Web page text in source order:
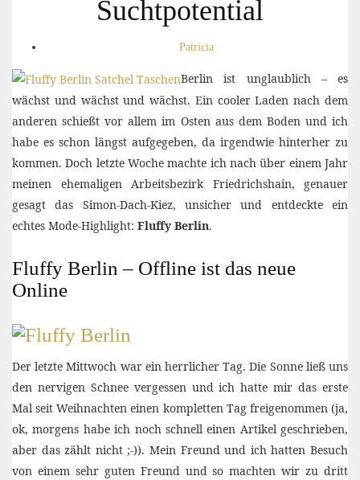
Suchtpotential
Patricia
Berlin ist unglaublich – es
wächst und wächst und wächst. Ein cooler Laden nach dem
anderen schießt vor allem im Osten aus dem Boden und ich
habe es schon längst aufgegeben, da irgendwie hinterher zu
kommen. Doch letzte Woche machte ich nach über einem Jahr
meinen ehemaligen Arbeitsbezirk Friedrichshain, genauer
gesagt das Simon-Dach-Kiez, unsicher und entdeckte ein
echtes Mode-Highlight: Fluffy Berlin.
Fluffy Berlin – Offline ist das neue
Online
Der letzte Mittwoch war ein herrlicher Tag. Die Sonne ließ uns
den nervigen Schnee vergessen und ich hatte mir das erste
Mal seit Weihnachten einen kompletten Tag freigenommen (ja,
ok, morgens habe ich noch schnell einen Artikel geschrieben,
aber das zählt nicht ;-)). Mein Freund und ich hatten Besuch
von einem sehr guten Freund und so machten wir zu dritt